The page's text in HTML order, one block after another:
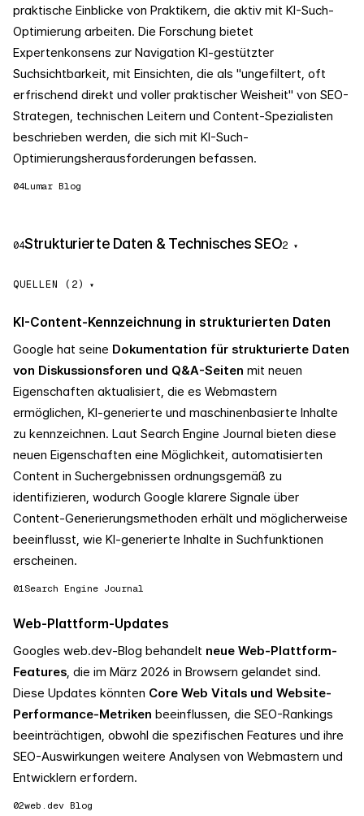
praktische Einblicke von Praktikern, die aktiv mit KI-Such-
Optimierung arbeiten. Die Forschung bietet
Expertenkonsens zur Navigation KI-gestützter
Suchsichtbarkeit, mit Einsichten, die als "ungefiltert, oft
erfrischend direkt und voller praktischer Weisheit" von SEO-
Strategen, technischen Leitern und Content-Spezialisten
beschrieben werden, die sich mit KI-Such-
Optimierungsherausforderungen befassen.
04Lumar Blog
04Strukturierte Daten & Technisches SEO2 ▾
QUELLEN (2)
KI-Content-Kennzeichnung in strukturierten Daten
Google hat seine Dokumentation für strukturierte Daten
von Diskussionsforen und Q&A-Seiten mit neuen
Eigenschaften aktualisiert, die es Webmastern
ermöglichen, KI-generierte und maschinenbasierte Inhalte
zu kennzeichnen. Laut Search Engine Journal bieten diese
neuen Eigenschaften eine Möglichkeit, automatisierten
Content in Suchergebnissen ordnungsgemäß zu
identifizieren, wodurch Google klarere Signale über
Content-Generierungsmethoden erhält und möglicherweise
beeinflusst, wie KI-generierte Inhalte in Suchfunktionen
erscheinen.
01Search Engine Journal
Web-Plattform-Updates
Googles web.dev-Blog behandelt neue Web-Plattform-
Features, die im März 2026 in Browsern gelandet sind.
Diese Updates könnten Core Web Vitals und Website-
Performance-Metriken beeinflussen, die SEO-Rankings
beeinträchtigen, obwohl die spezifischen Features und ihre
SEO-Auswirkungen weitere Analysen von Webmastern und
Entwicklern erfordern.
02web.dev Blog